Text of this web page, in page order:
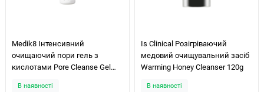
Medik8 Інтенсивний
очищаючий пори гель з
кислотами Pore Cleanse Gel
В наявності
Is Clinical Розігріваючий
медовий очищувальний засіб
Warming Honey Cleanser 120g
В наявності